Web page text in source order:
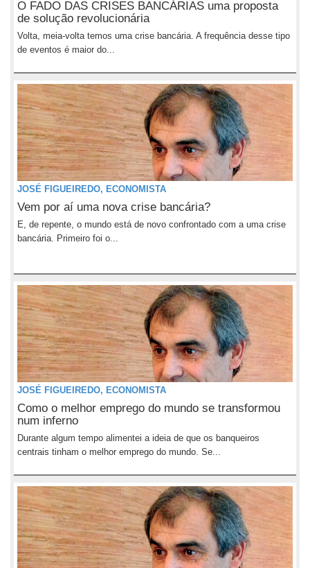
O FADO DAS CRISES BANCÁRIAS uma proposta
de solução revolucionária
Volta, meia-volta temos uma crise bancária. A frequência desse tipo
de eventos é maior do...
JOSÉ FIGUEIREDO, ECONOMISTA
Vem por aí uma nova crise bancária?
E, de repente, o mundo está de novo confrontado com a uma crise
bancária. Primeiro foi o...
JOSÉ FIGUEIREDO, ECONOMISTA
Como o melhor emprego do mundo se transformou
num inferno
Durante algum tempo alimentei a ideia de que os banqueiros
centrais tinham o melhor emprego do mundo. Se...